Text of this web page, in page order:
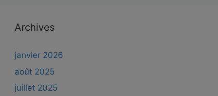
Archives
janvier 2026
août 2025
juillet 2025